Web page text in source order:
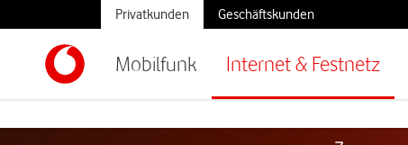
Mobilfunk Internet & Festnetz
Privatkunden Geschäftskunden